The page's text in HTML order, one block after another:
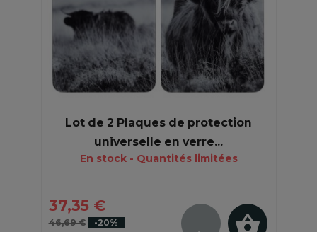
Lot de 2 Plaques de protection
universelle en verre...
En stock - Quantités limitées
37,35 €
46,69 € -20%